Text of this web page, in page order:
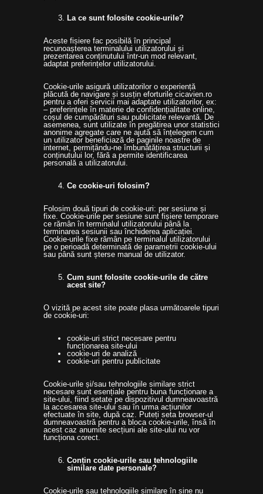
La ce sunt folosite cookie-urile?
Aceste fișiere fac posibilă în principal
recunoașterea terminalului utilizatorului și
prezentarea conținutului într-un mod relevant,
adaptat preferințelor utilizatorului.
Cookie-urile asigură utilizatorilor o experiență
plăcută de navigare și susțin eforturile cicavien.ro
pentru a oferi servicii mai adaptate utilizatorilor, ex:
– preferințele în materie de confidențialitate online,
coșul de cumpărături sau publicitate relevantă. De
asemenea, sunt utilizate în pregătirea unor statistici
anonime agregate care ne ajută să înțelegem cum
un utilizator beneficiază de paginile noastre de
internet, permițându-ne îmbunătățirea structurii și
conținutului lor, fără a permite identificarea
personală a utilizatorului.
Ce cookie-uri folosim?
Folosim două tipuri de cookie-uri: per sesiune și
fixe. Cookie-urile per sesiune sunt fișiere temporare
ce rămân în terminalul utilizatorului până la
terminarea sesiunii sau închiderea aplicației.
Cookie-urile fixe rămân pe terminalul utilizatorului
pe o perioadă determinată de parametrii cookie-ului
sau până sunt șterse manual de utilizator.
Cum sunt folosite cookie-urile de către
acest site?
O vizită pe acest site poate plasa următoarele tipuri
de cookie-uri:
cookie-uri strict necesare pentru
funcționarea site-ului
cookie-uri de analiză
cookie-uri pentru publicitate
Cookie-urile și/sau tehnologiile similare strict
necesare sunt esențiale pentru buna funcționare a
site-ului, fiind setate pe dispozitivul dumneavoastră
la accesarea site-ului sau în urma acțiunilor
efectuate în site, după caz. Puteți seta browser-ul
dumneavoastră pentru a bloca cookie-urile, însă în
acest caz anumite secțiuni ale site-ului nu vor
funcționa corect.
Conțin cookie-urile sau tehnologiile
similare date personale?
Cookie-urile sau tehnologiile similare în sine nu